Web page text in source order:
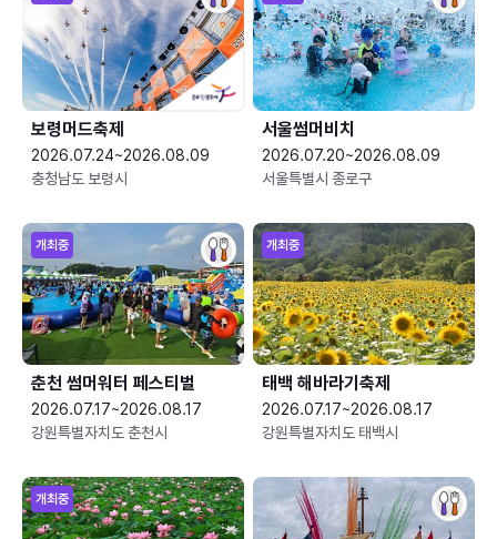
보령머드축제
2026.07.24~2026.08.09
충청남도 보령시
서울썸머비치
2026.07.20~2026.08.09
서울특별시 종로구
개최중
춘천 썸머워터 페스티벌
2026.07.17~2026.08.17
강원특별자치도 춘천시
개최중
태백 해바라기축제
2026.07.17~2026.08.17
강원특별자치도 태백시
개최중